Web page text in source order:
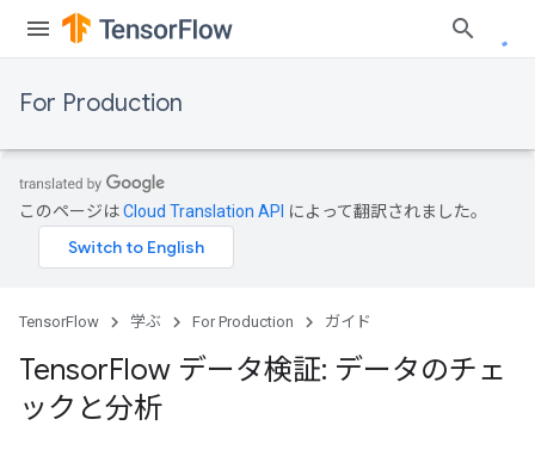
For Production
このページはCloud Translation API によって翻訳されました。
TensorFlow 学ぶ For Production ガイド
TensorFlow データ検証: データのチェ
ックと分析